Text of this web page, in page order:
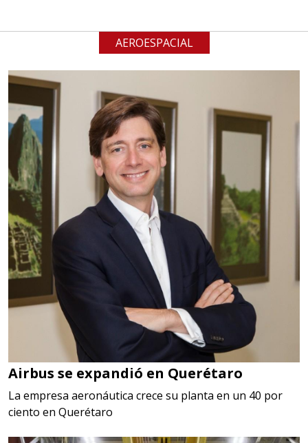
AEROESPACIAL
Airbus se expandió en Querétaro
La empresa aeronáutica crece su planta en un 40 por
ciento en Querétaro